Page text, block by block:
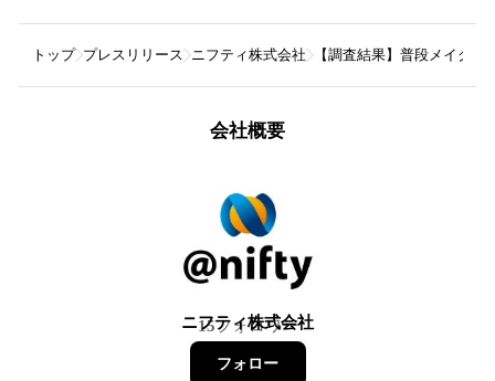
トップ プレスリリース ニフティ株式会社 【調査結果】普段メイク
会社概要
ニフティ株式会社
15フォロワー
フォロー